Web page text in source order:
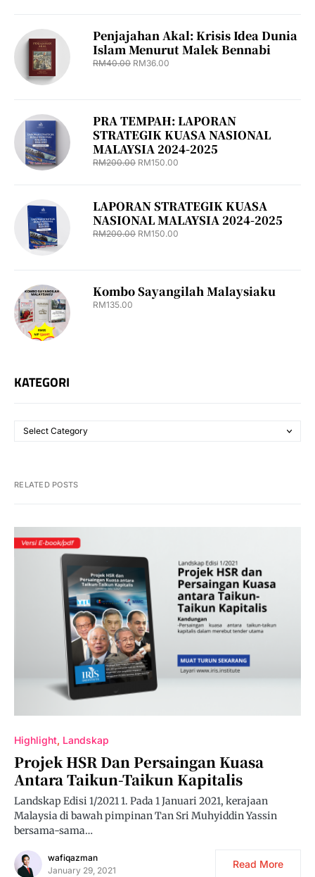
Penjajahan Akal: Krisis Idea Dunia
Islam Menurut Malek Bennabi
RM40.00 RM36.00
PRA TEMPAH: LAPORAN
STRATEGIK KUASA NASIONAL
MALAYSIA 2024-2025
RM200.00 RM150.00
LAPORAN STRATEGIK KUASA
NASIONAL MALAYSIA 2024-2025
RM200.00 RM150.00
Kombo Sayangilah Malaysiaku
RM135.00
KATEGORI
RELATED POSTS
Highlight Landskap
Projek HSR Dan Persaingan Kuasa
Antara Taikun-Taikun Kapitalis
Landskap Edisi 1/2021 1. Pada 1 Januari 2021, kerajaan
Malaysia di bawah pimpinan Tan Sri Muhyiddin Yassin
bersama-sama…
wafiqazman
January 29, 2021
Read More